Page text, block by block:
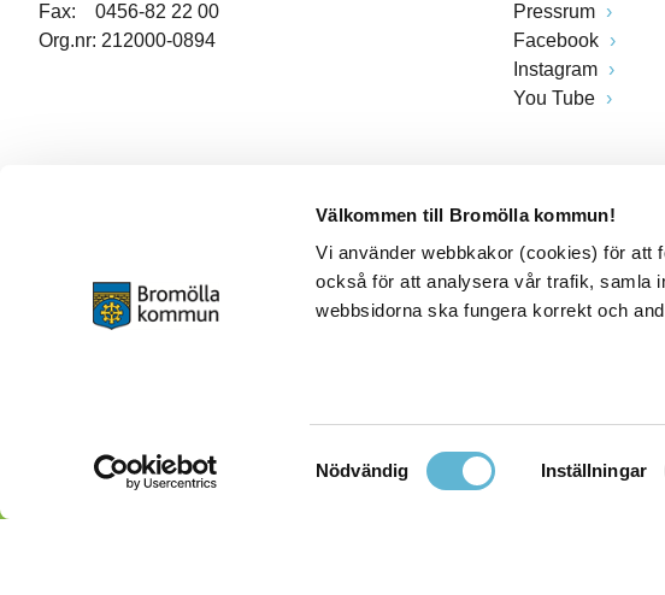
Välkommen till Bromölla kommun!
Vi använder webbkakor (cookies) för att
också för att analysera vår trafik, samla
webbsidorna ska fungera korrekt och
Samtyckesval
Nödvändig Inställningar
Fax: 0456-82 22 00
Org.nr: 212000-0894
Pressrum
Facebook
Instagram
You Tube